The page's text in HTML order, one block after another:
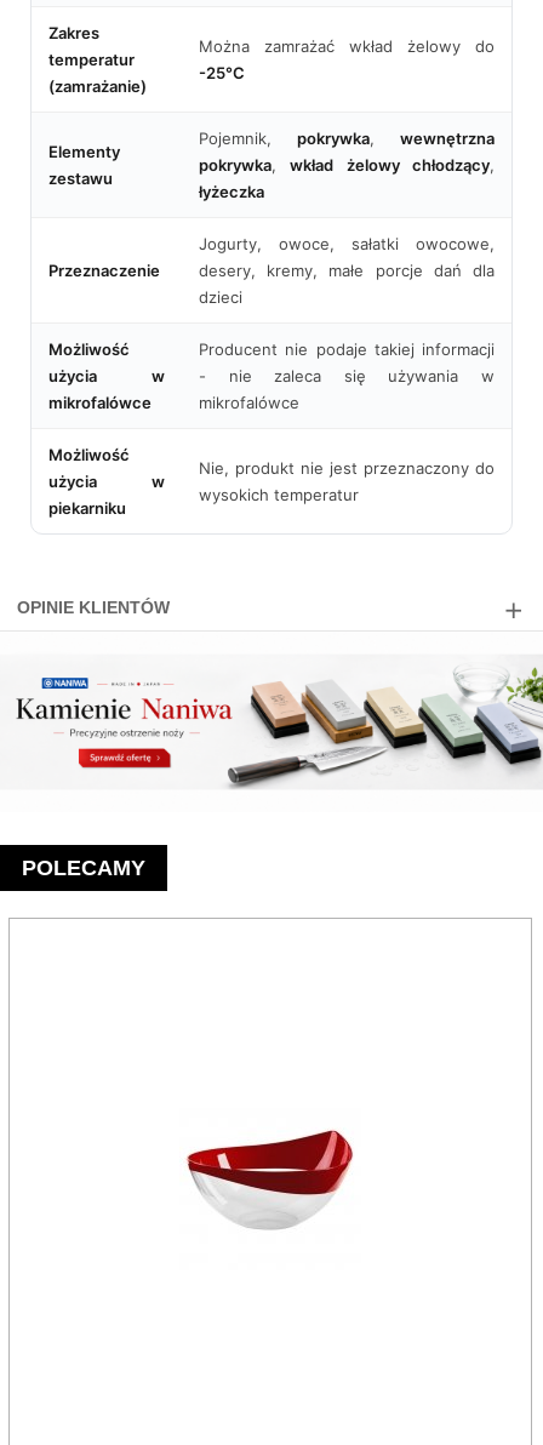
Zakres
temperatur
(zamrażanie)
Można zamrażać wkład żelowy do
-25°C
Elementy
zestawu
Pojemnik, pokrywka, wewnętrzna
pokrywka,wkład żelowy chłodzący,
łyżeczka
Przeznaczenie
Jogurty, owoce, sałatki owocowe,
desery, kremy, małe porcje dań dla
dzieci
Możliwość
użycia w
mikrofalówce
Producent nie podaje takiej informacji
- nie zaleca się używania w
mikrofalówce
Możliwość
użycia w
piekarniku
Nie, produkt nie jest przeznaczony do
wysokich temperatur
OPINIE KLIENTÓW
POLECAMY